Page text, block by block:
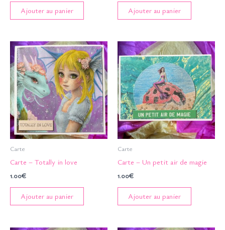
Ajouter au panier Ajouter au panier
Carte
Carte – Totally in love
1.00€
Ajouter au panier
Carte
Carte – Un petit air de magie
1.00€
Ajouter au panier